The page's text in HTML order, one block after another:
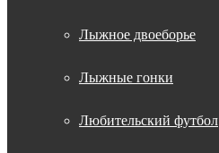
Лыжное двоеборье
Лыжные гонки
Любительский футбол